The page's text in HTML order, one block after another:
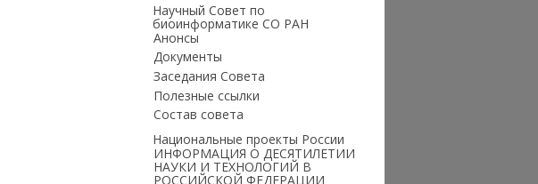
Научный Совет по
биоинформатике СО РАН
Анонсы
Документы
Заседания Совета
Полезные ссылки
Состав совета
Национальные проекты России
ИНФОРМАЦИЯ О ДЕСЯТИЛЕТИИ
НАУКИ И ТЕХНОЛОГИЙ В
РОССИЙСКОЙ ФЕДЕРАЦИИ